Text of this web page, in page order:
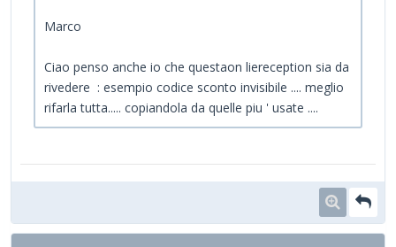
Marco
Ciao penso anche io che questaon liereception sia da
rivedere : esempio codice sconto invisibile .... meglio
rifarla tutta..... copiandola da quelle piu ' usate ....